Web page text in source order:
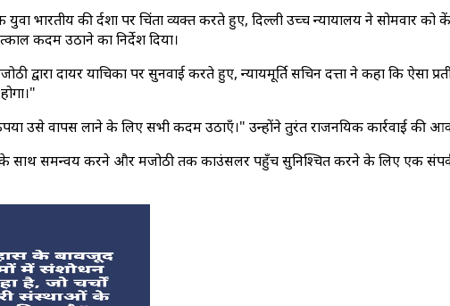
भारतीय की दुर्दशा पर चिंता व्यक्त करते हुए, दिल्ली उच्च न्यायालय ने सोमवार को
कदम उठाने का निर्देश दिया।
द्वारा दायर याचिका पर सुनवाई करते हुए, न्यायमूर्ति सचिन दत्ता ने कहा कि
उसे वापस लाने के लिए सभी कदम उठाएँ।" उन्होंने तुरंत राजनयिक कार्रवाई की
के साथ समन्वय करने और मजोठी तक काउंसलर पहुँच सुनिश्चित करने के लिए एक